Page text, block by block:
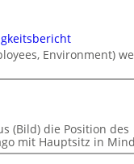
Environment)
(Bild) die Position des
mit Hauptsitz in